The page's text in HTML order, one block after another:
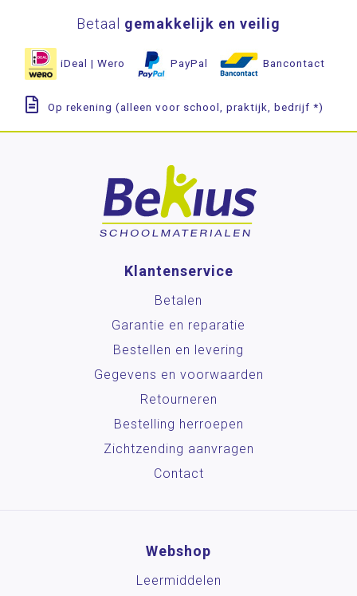
Betaal gemakkelijk en veilig
iDeal | Wero PayPal Bancontact
Op rekening (alleen voor school, praktijk, bedrijf *)
Klantenservice
Betalen
Garantie en reparatie
Bestellen en levering
Gegevens en voorwaarden
Retourneren
Bestelling herroepen
Zichtzending aanvragen
Contact
Webshop
Leermiddelen